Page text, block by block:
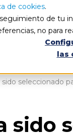
de cookies.
de tu
no para
las
sido seleccionado
sido